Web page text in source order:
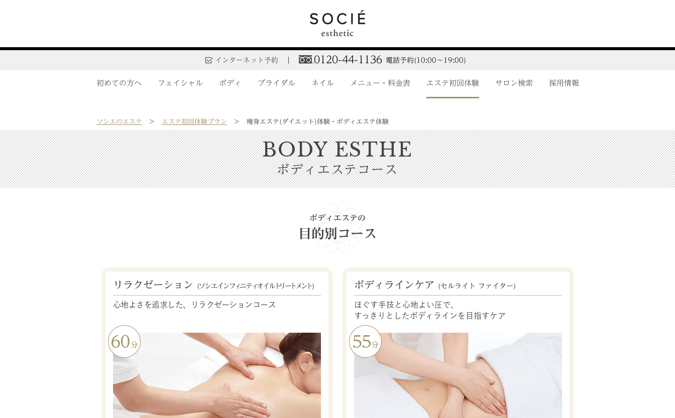
インターネット予約 0120-44-1136 電話予約(10:00～19:00)
初めての方へ フェイシャル ボディ ブライダル ネイル メニュー・料金表 エステ初回体験 サロン検索 採用情報
ソシエのエステ エステ初回体験プラン 痩身エステ(ダイエット)体験・ボディエステ体験
BODY ESTHE
ボディエステコース
ボディエステの
目的別コース
リラクゼーション (ソシエインフィニティオイルトリートメント)
心地よさを追求した、リラクゼーションコース
ボディラインケア (セルライト ファイター)
ほぐす手技と心地よい圧で、
すっきりとしたボディラインを目指すケア